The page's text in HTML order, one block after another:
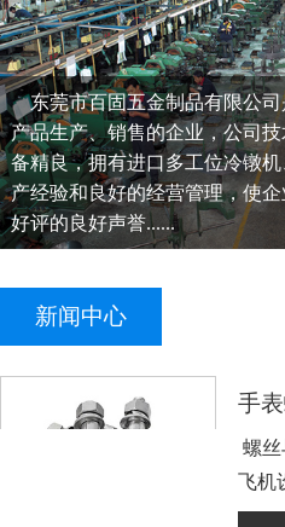
东莞市百固五金制品有限公司
产品生产、销售的企业，公司
备精良，拥有进口多工位冷镦
产经验和良好的经营管理，使
好评的良好声誉......
新闻中心
手
螺丝
飞机
设备